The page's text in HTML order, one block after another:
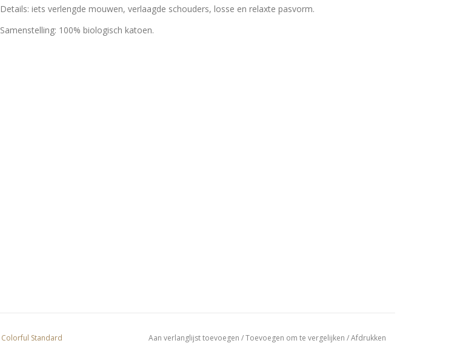
Details: iets verlengde mouwen, verlaagde schouders, losse en relaxte pasvorm.
Samenstelling: 100% biologisch katoen.
Colorful Standard Aan verlanglijst toevoegen /Toevoegen om te vergelijken /Afdrukken